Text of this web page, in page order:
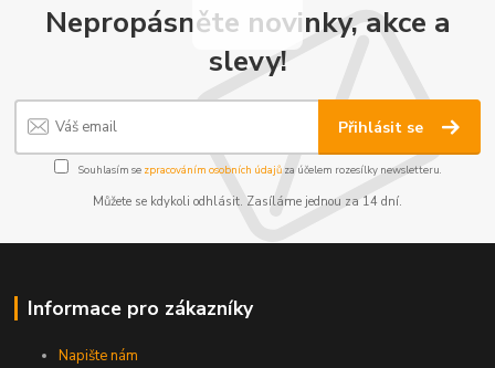
Nepropásněte novinky, akce a
slevy!
Přihlásit se
Souhlasím se zpracováním osobních údajůza účelem rozesílky newsletteru.
Můžete se kdykoli odhlásit. Zasíláme jednou za 14 dní.
Informace pro zákazníky
Napište nám